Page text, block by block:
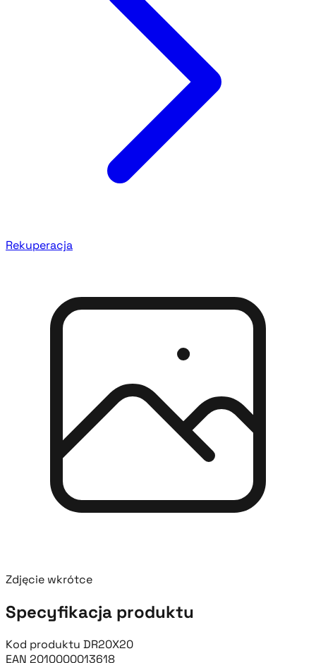
Rekuperacja
Zdjęcie wkrótce
Specyfikacja produktu
Kod produktu DR20X20
EAN 2010000013618